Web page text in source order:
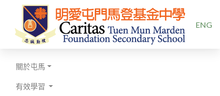
ENG
關於屯馬
有效學習